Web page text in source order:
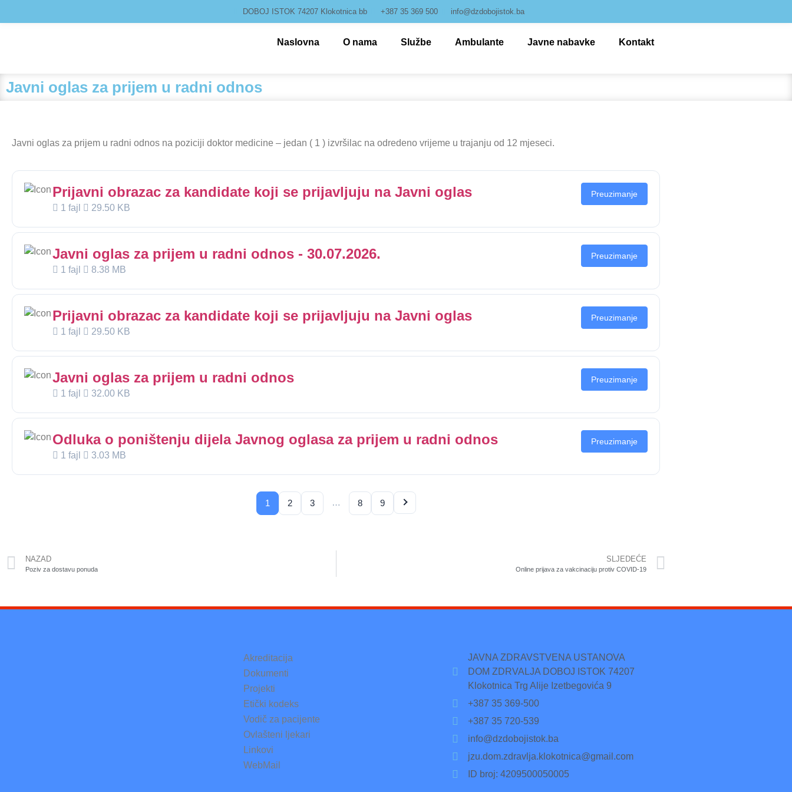
DOBOJ ISTOK 74207 Klokotnica bb +387 35 369 500 info@dzdobojistok.ba
Naslovna O nama Službe Ambulante Javne nabavke Kontakt
Javni oglas za prijem u radni odnos
Javni oglas za prijem u radni odnos na poziciji doktor medicine – jedan ( 1 ) izvršilac na odredeno vrijeme u trajanju od 12 mjeseci.
Prijavni obrazac za kandidate koji se prijavljuju na Javni oglas
1 fajl 29.50 KB
Preuzimanje
Javni oglas za prijem u radni odnos - 30.07.2026.
1 fajl 8.38 MB
Preuzimanje
Prijavni obrazac za kandidate koji se prijavljuju na Javni oglas
1 fajl 29.50 KB
Preuzimanje
Javni oglas za prijem u radni odnos
1 fajl 32.00 KB
Preuzimanje
Odluka o poništenju dijela Javnog oglasa za prijem u radni odnos
1 fajl 3.03 MB
Preuzimanje
1 2 3 … 8 9
NAZAD
Poziv za dostavu ponuda
SLJEDEĆE
Online prijava za vakcinaciju protiv COVID-19
Akreditacija
Dokumenti
Projekti
Etički kodeks
Vodič za pacijente
Ovlašteni ljekari
Linkovi
WebMail
JAVNA ZDRAVSTVENA USTANOVA
DOM ZDRVALJA DOBOJ ISTOK 74207
Klokotnica Trg Alije Izetbegovića 9
+387 35 369-500
+387 35 720-539
info@dzdobojistok.ba
jzu.dom.zdravlja.klokotnica@gmail.com
ID broj: 4209500050005